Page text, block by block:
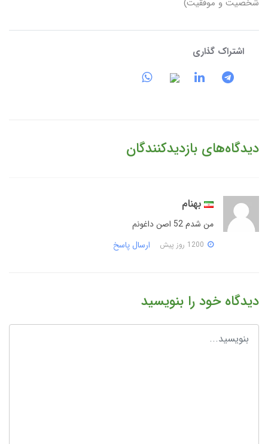
شخصیت و موفقیت)
اشتراک گذاری
دیدگاه‌های بازدیدکنندگان
بهنام
من شدم 52 اصن داغونم
ارسال پاسخ
دیدگاه خود را بنویسید